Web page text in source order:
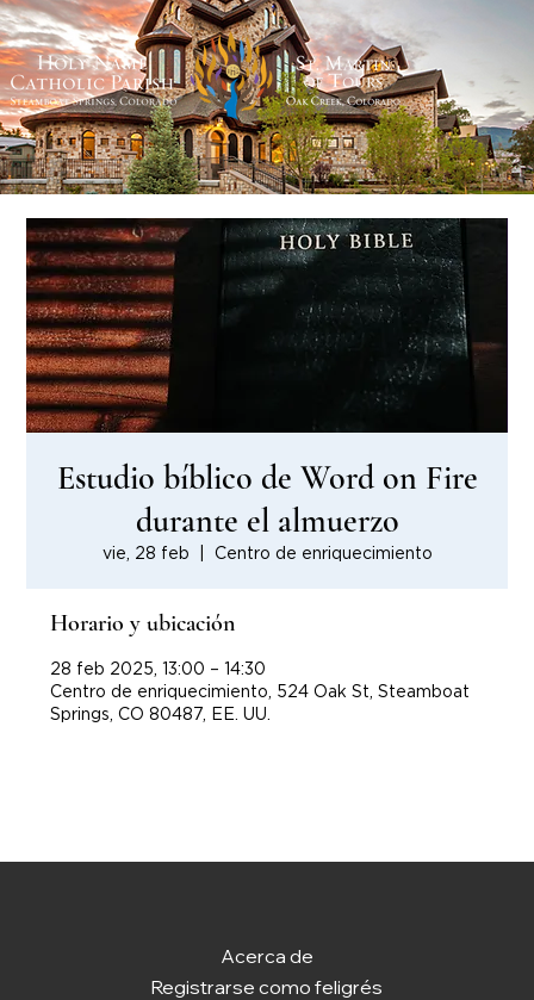
Estudio bíblico de Word on Fire
durante el almuerzo
vie, 28 feb Centro de enriquecimiento
Horario y ubicación
28 feb 2025, 13:00 – 14:30
Centro de enriquecimiento, 524 Oak St, Steamboat
Springs, CO 80487, EE. UU.
Acerca de
Registrarse como feligrés